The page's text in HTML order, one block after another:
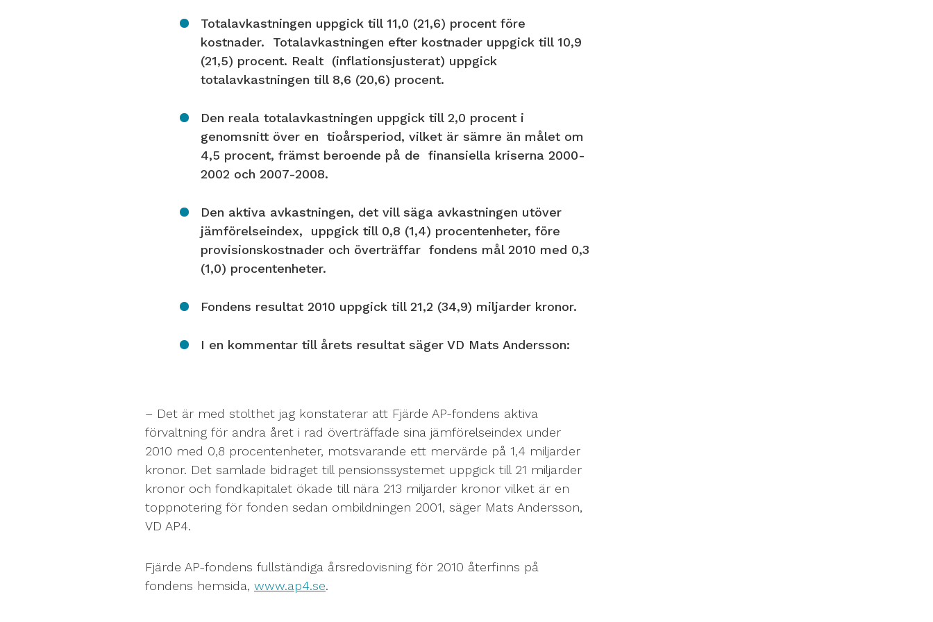
Totalavkastningen uppgick till 11,0 (21,6) procent före
kostnader. Totalavkastningen efter kostnader uppgick till 10,9
(21,5) procent. Realt (inflationsjusterat) uppgick
totalavkastningen till 8,6 (20,6) procent.
Den reala totalavkastningen uppgick till 2,0 procent i
genomsnitt över en tioårsperiod, vilket är sämre än målet om
4,5 procent, främst beroende på de finansiella kriserna 2000-
2002 och 2007-2008.
Den aktiva avkastningen, det vill säga avkastningen utöver
jämförelseindex, uppgick till 0,8 (1,4) procentenheter, före
provisionskostnader och överträffar fondens mål 2010 med 0,3
(1,0) procentenheter.
Fondens resultat 2010 uppgick till 21,2 (34,9) miljarder kronor.
I en kommentar till årets resultat säger VD Mats Andersson:
– Det är med stolthet jag konstaterar att Fjärde AP-fondens aktiva
förvaltning för andra året i rad överträffade sina jämförelseindex under
2010 med 0,8 procentenheter, motsvarande ett mervärde på 1,4 miljarder
kronor. Det samlade bidraget till pensionssystemet uppgick till 21 miljarder
kronor och fondkapitalet ökade till nära 213 miljarder kronor vilket är en
toppnotering för fonden sedan ombildningen 2001, säger Mats Andersson,
VD AP4.
Fjärde AP-fondens fullständiga årsredovisning för 2010 återfinns på
fondens hemsida, www.ap4.se.